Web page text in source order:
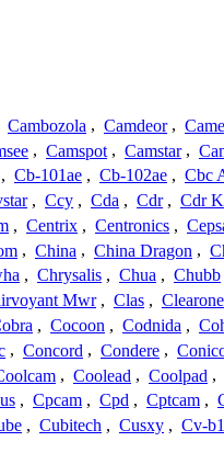
Cambozola , Camdeor ,
, Camspot , Camstar ,
, Cb-101ae , Cb-102ae , Cbc
, Ccy , Cda , Cdr , Cdr
, Centrix , Centronics ,
, China , China Dragon ,
, Chrysalis , Chua , Chubb
Mwr , Clas , Clearone
, Cocoon , Codnida ,
, Concord , Condere ,
, Coolead , Coolpad ,
, Cpcam , Cpd , Cptcam ,
, Cubitech , Cusxy , Cv-